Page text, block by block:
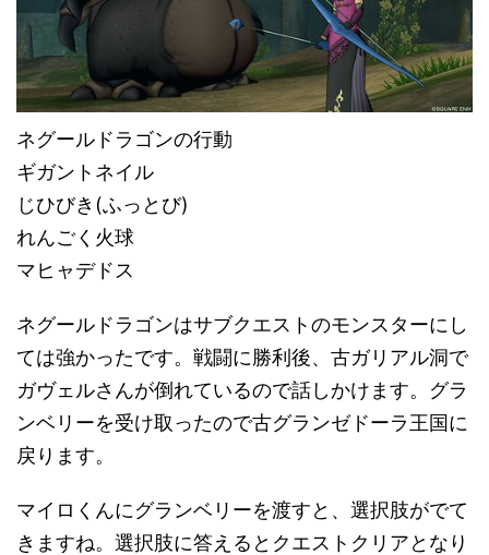
ネグールドラゴンの行動
ギガントネイル
じひびき(ふっとび)
れんごく火球
マヒャデドス
ネグールドラゴンはサブクエストのモンスターにし
ては強かったです。戦闘に勝利後、古ガリアル洞で
ガヴェルさんが倒れているので話しかけます。グラ
ンベリーを受け取ったので古グランゼドーラ王国に
戻ります。
マイロくんにグランベリーを渡すと、選択肢がでて
きますね。選択肢に答えるとクエストクリアとなり